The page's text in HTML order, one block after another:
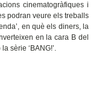
cinematogràfiques i
podran veure els treballs
en què els diners, la
en la cara B del
sèrie ‘BANG!’.